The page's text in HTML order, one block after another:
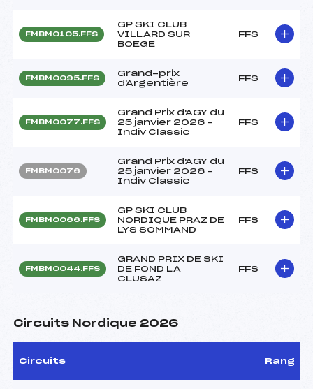
FMBM0105.FFS
GP SKI CLUB
VILLARD SUR
BOEGE
FFS
FMBM0095.FFS
Grand-prix
d'Argentière
FFS
FMBM0077.FFS
Grand Prix d'AGY du
25 janvier 2026 –
Indiv Classic
FFS
FMBM0076
Grand Prix d'AGY du
25 janvier 2026 –
Indiv Classic
FFS
FMBM0066.FFS
GP SKI CLUB
NORDIQUE PRAZ DE
LYS SOMMAND
FFS
FMBM0044.FFS
GRAND PRIX DE SKI
DE FOND LA
CLUSAZ
FFS
Circuits Nordique 2026
Circuits Rang